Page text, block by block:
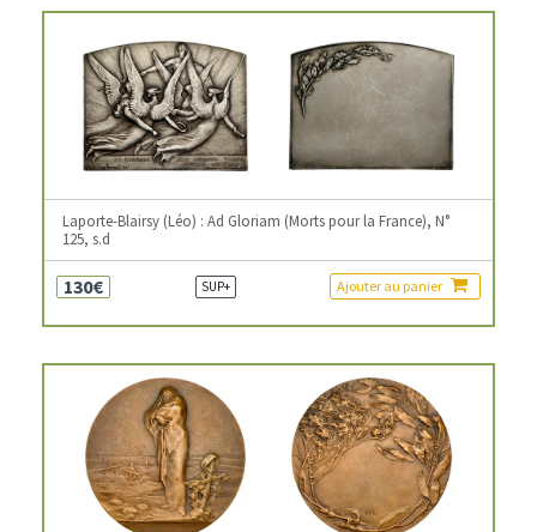
Laporte-Blairsy (Léo) : Ad Gloriam (Morts pour la France), N°
125, s.d
130€ SUP+ Ajouter au panier